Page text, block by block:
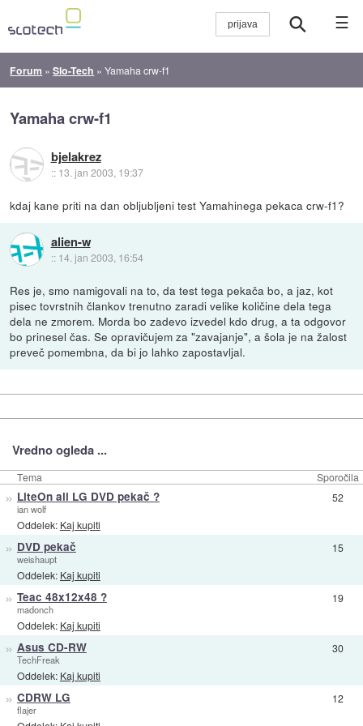
☰
Forum »Slo-Tech »Yamaha crw-f1
Yamaha crw-f1
bjelakrez
:: 13. jan 2003, 19:37
kdaj kane priti na dan obljubljeni test Yamahinega pekaca crw-f1?
alien-w
:: 14. jan 2003, 16:54
Res je, smo namigovali na to, da test tega pekača bo, a jaz, kot
pisec tovrstnih člankov trenutno zaradi velike količine dela tega
dela ne zmorem. Morda bo zadevo izvedel kdo drug, a ta odgovor
bo prinesel čas. Se opravičujem za "zavajanje", a šola je na žalost
preveč pomembna, da bi jo lahko zapostavljal.
Vredno ogleda ...
Tema Sporočila
» LiteOn ali LG DVD pekač ?
ian wolf
Oddelek: Kaj kupiti
52
» DVD pekač
weishaupt
Oddelek: Kaj kupiti
15
» Teac 48x12x48 ?
madonch
Oddelek: Kaj kupiti
19
» Asus CD-RW
TechFreak
Oddelek: Kaj kupiti
30
» CDRW LG
flajer
12